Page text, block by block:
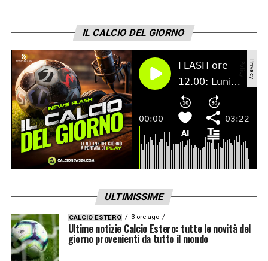
IL CALCIO DEL GIORNO
ULTIMISSIME
CALCIO ESTERO 3 ore ago
Ultime notizie Calcio Estero: tutte le novità del
giorno provenienti da tutto il mondo